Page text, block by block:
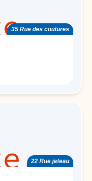
35 Rue des coutures
22 Rue jateau